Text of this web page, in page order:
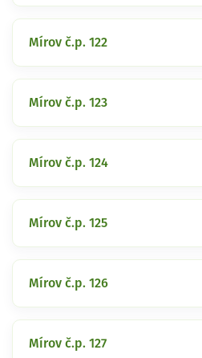
Mírov č.p. 122
Mírov č.p. 123
Mírov č.p. 124
Mírov č.p. 125
Mírov č.p. 126
Mírov č.p. 127